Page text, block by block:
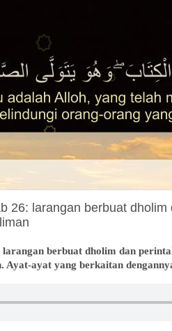
26: larangan berbuat
berbuat dholim dan
Ayat-ayat yang berkaitan